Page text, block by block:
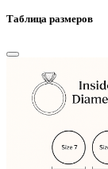
Таблица размеров